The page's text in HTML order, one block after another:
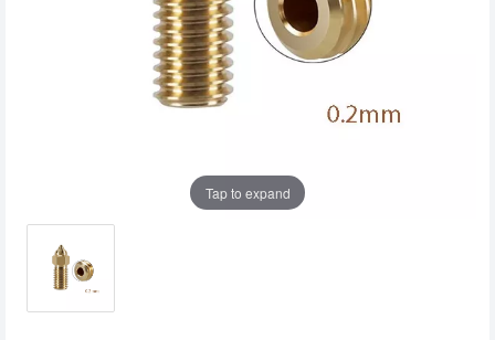
Tap to expand